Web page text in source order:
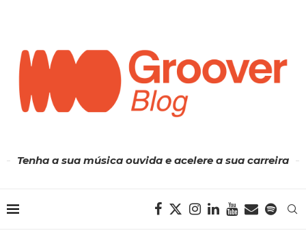
Tenha a sua música ouvida e acelere a sua carreira